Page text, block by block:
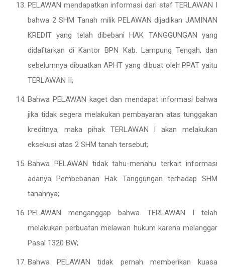
PELAWAN mendapatkan informasi dari staf TERLAWAN I
bahwa 2 SHM Tanah milik PELAWAN dijadikan JAMINAN
KREDIT yang telah dibebani HAK TANGGUNGAN yang
didaftarkan di Kantor BPN Kab. Lampung Tengah, dan
sebelumnya dibuatkan APHT yang dibuat oleh PPAT yaitu
TERLAWAN II;
Bahwa PELAWAN kaget dan mendapat informasi bahwa
jika tidak segera melakukan pembayaran atas tunggakan
kreditnya, maka pihak TERLAWAN I akan melakukan
eksekusi atas 2 SHM tanah tersebut;
Bahwa PELAWAN tidak tahu-menahu terkait informasi
adanya Pembebanan Hak Tanggungan terhadap SHM
tanahnya;
PELAWAN menganggap bahwa TERLAWAN I telah
melakukan perbuatan melawan hukum karena melanggar
Pasal 1320 BW;
Bahwa PELAWAN tidak pernah memberikan kuasa